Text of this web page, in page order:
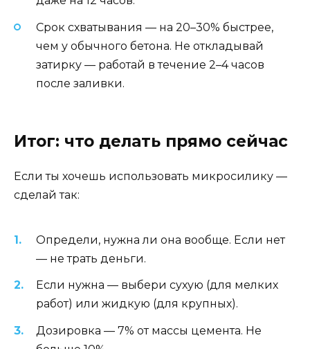
Срок схватывания — на 20–30% быстрее,
чем у обычного бетона. Не откладывай
затирку — работай в течение 2–4 часов
после заливки.
Итог: что делать прямо сейчас
Если ты хочешь использовать микросилику —
сделай так:
Определи, нужна ли она вообще. Если нет
— не трать деньги.
Если нужна — выбери сухую (для мелких
работ) или жидкую (для крупных).
Дозировка — 7% от массы цемента. Не